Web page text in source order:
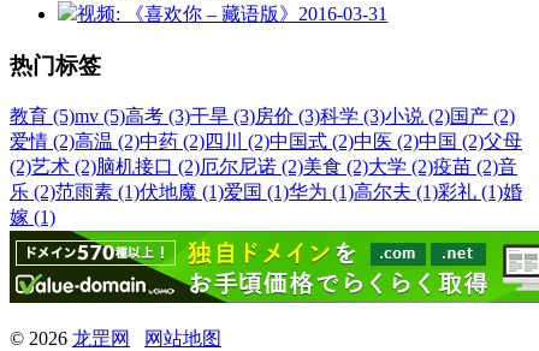
视频: 《喜欢你 – 藏语版》 2016-03-31
热门标签
教育 (5)mv (5)高考 (3)干旱 (3)房价 (3)科学 (3)小说 (2)国产 (2)
爱情 (2)高温 (2)中药 (2)四川 (2)中国式 (2)中医 (2)中国 (2)父母
(2)艺术 (2)脑机接口 (2)厄尔尼诺 (2)美食 (2)大学 (2)疫苗 (2)音
乐 (2)范雨素 (1)伏地魔 (1)爱国 (1)华为 (1)高尔夫 (1)彩礼 (1)婚
嫁 (1)
© 2026 龙罡网 网站地图